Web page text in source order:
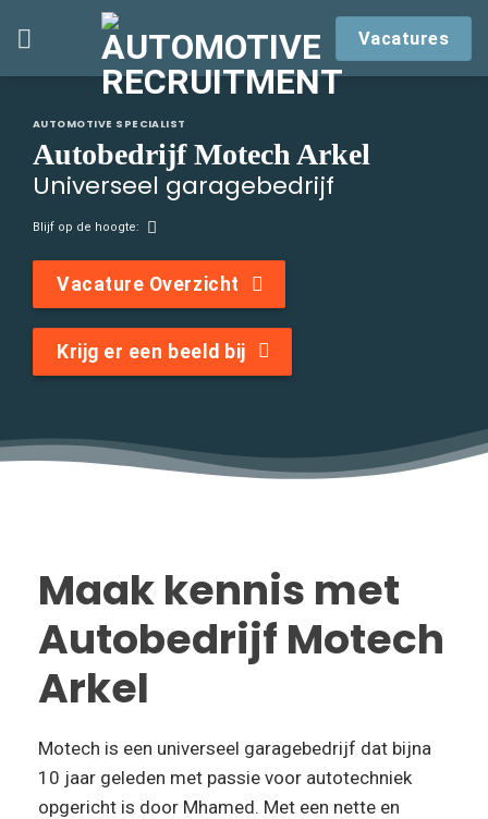
Vacatures
AUTOMOTIVE SPECIALIST
Autobedrijf Motech Arkel
Universeel garagebedrijf
Blijf op de hoogte:
Vacature Overzicht
Krijg er een beeld bij
Maak kennis met
Autobedrijf Motech
Arkel
Motech is een universeel garagebedrijf dat bijna
10 jaar geleden met passie voor autotechniek
opgericht is door Mhamed. Met een nette en